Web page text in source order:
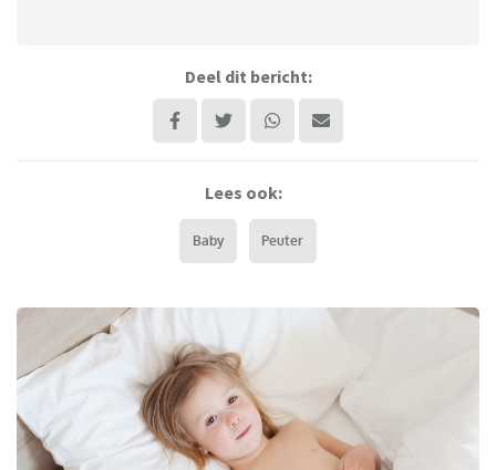
Deel dit bericht:
Lees ook:
Baby Peuter